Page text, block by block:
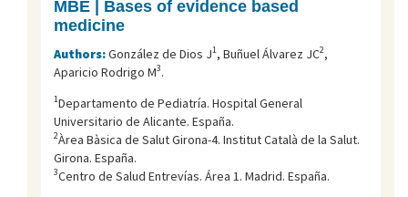
MBE | Bases of evidence based
medicine
Authors:González de Dios J1, Buñuel Álvarez JC2,
Aparicio Rodrigo M3.
1Departamento de Pediatría. Hospital General
Universitario de Alicante. España.
2Àrea Bàsica de Salut Girona-4. Institut Català de la Salut.
Girona. España.
3Centro de Salud Entreví­as. Área 1. Madrid. España.